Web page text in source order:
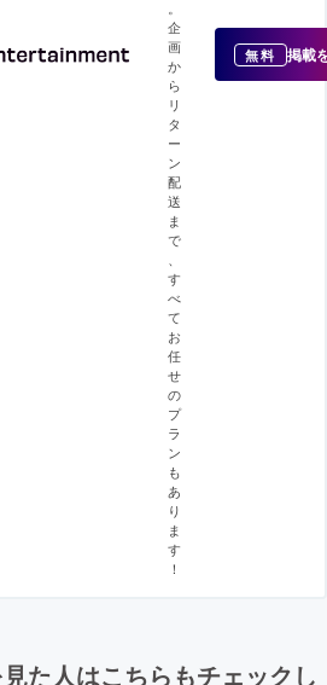
企
画
か
ら
リ
タ
ー
ン
配
送
ま
で
す
べ
て
お
任
せ
の
プ
ラ
ン
も
あ
り
ま
す
！
無料 掲載
た人はこちらもチェックし